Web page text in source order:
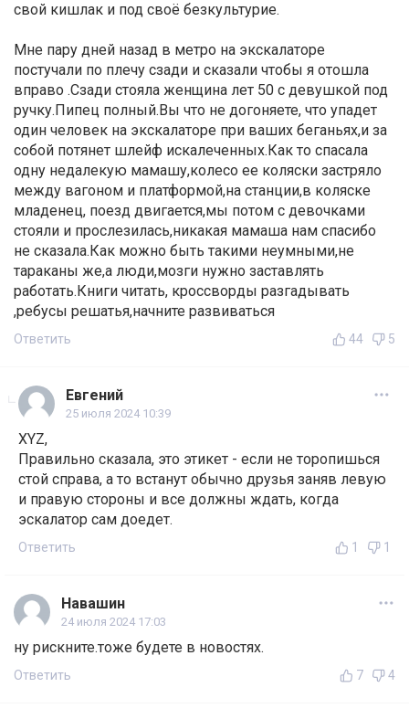
свой кишлак и под своё безкультурие.
Мне пару дней назад в метро на экскалаторе
постучали по плечу сзади и сказали чтобы я отошла
вправо .Сзади стояла женщина лет 50 с девушкой под
ручку.Пипец полный.Вы что не догоняете, что упадет
один человек на экскалаторе при ваших беганьях,и за
собой потянет шлейф искалеченных.Как то спасала
одну недалекую мамашу,колесо ее коляски застряло
между вагоном и платформой,на станции,в коляске
младенец, поезд двигается,мы потом с девочками
стояли и прослезилась,никакая мамаша нам спасибо
не сказала.Как можно быть такими неумными,не
тараканы же,а люди,мозги нужно заставлять
работать.Книги читать, кроссворды разгадывать
,ребусы решатья,начните развиваться
Ответить 44 5
Евгений
25 июля 2024 10:39
XYZ,
Правильно сказала, это этикет - если не торопишься
стой справа, а то встанут обычно друзья заняв левую
и правую стороны и все должны ждать, когда
эскалатор сам доедет.
Ответить 1 1
Навашин
24 июля 2024 17:03
ну рискните.тоже будете в новостях.
Ответить 7 4